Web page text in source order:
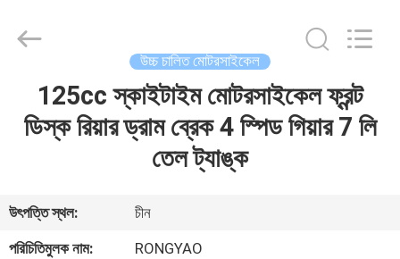
আমাদের
সম্পর্কে
Vehicle
Co.,Ltd.
উচ্চ চালিত মোটরসাইকেল
125cc স্কাইটাইম মোটরসাইকেল ফ্রন্ট
ডিস্ক রিয়ার ড্রাম ব্রেক 4 স্পিড গিয়ার 7 লি
তেল ট্যাঙ্ক
উৎপত্তি স্থল:
চীন
পরিচিতিমুলক নাম:
RONGYAO